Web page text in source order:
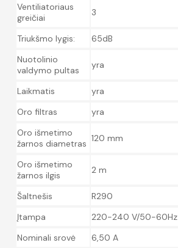
Ventiliatoriaus
greičiai
3
Triukšmo lygis:
65dB
Nuotolinio
valdymo pultas
yra
Laikmatis
yra
Oro filtras
yra
Oro išmetimo
žarnos diametras 120 mm
Oro išmetimo
žarnos ilgis
2 m
Šaltnešis
R290
Įtampa
220-240 V/50-60Hz
Nominali srovė
6,50 A